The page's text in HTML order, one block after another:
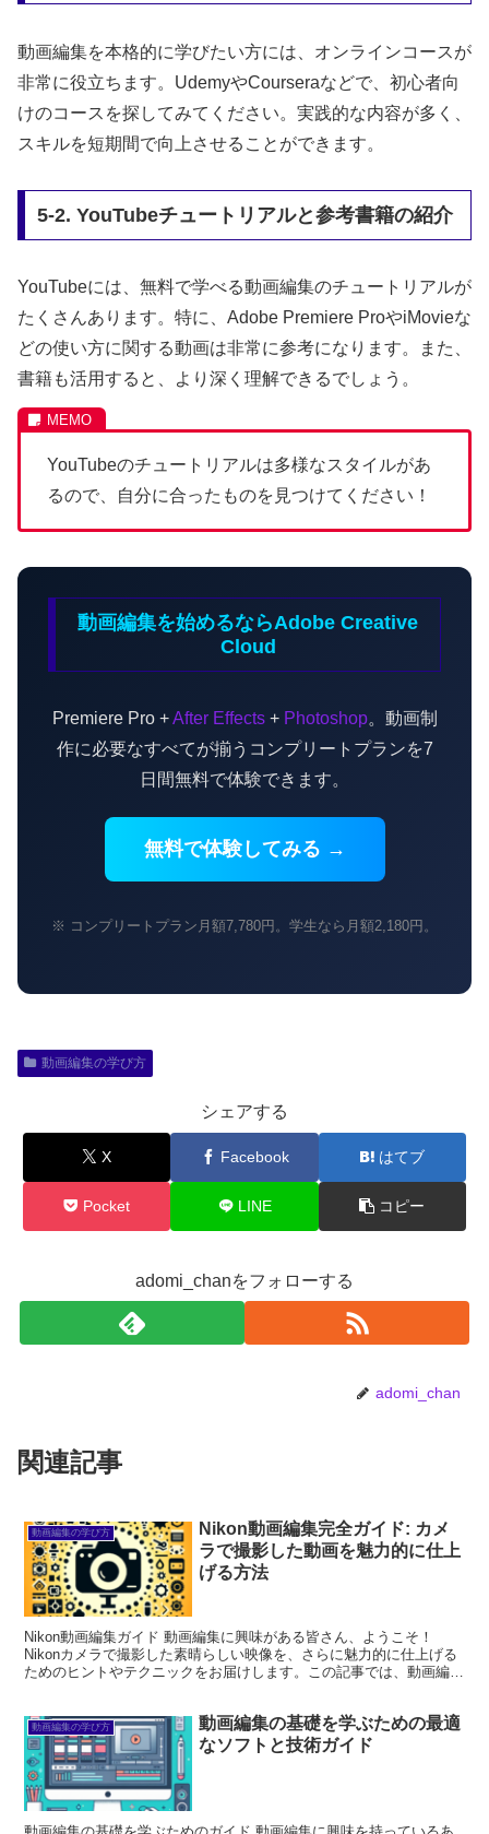
動画編集を本格的に学びたい方には、オンラインコースが
非常に役立ちます。UdemyやCourseraなどで、初心者向
けのコースを探してみてください。実践的な内容が多く、
スキルを短期間で向上させることができます。
5-2. YouTubeチュートリアルと参考書籍の紹介
YouTubeには、無料で学べる動画編集のチュートリアルが
たくさんあります。特に、Adobe Premiere ProやiMovieな
どの使い方に関する動画は非常に参考になります。また、
書籍も活用すると、より深く理解できるでしょう。
YouTubeのチュートリアルは多様なスタイルがあ
るので、自分に合ったものを見つけてください！
動画編集を始めるならAdobe Creative
Cloud
Premiere Pro +After Effects+ Photoshop。動画制
作に必要なすべてが揃うコンプリートプランを7
日間無料で体験できます。
無料で体験してみる →
※ コンプリートプラン月額7,780円。学生なら月額2,180円。
動画編集の学び方
シェアする
X Facebook はてブ
Pocket LINE コピー
adomi_chanをフォローする
adomi_chan
関連記事
動画編集の学び方
Nikon動画編集完全ガイド: カメ
ラで撮影した動画を魅力的に仕上
げる方法
Nikon動画編集ガイド 動画編集に興味がある皆さん、ようこそ！
Nikonカメラで撮影した素晴らしい映像を、さらに魅力的に仕上げる
ためのヒントやテクニックをお届けします。この記事では、動画編集
動画編集の学び方
動画編集の基礎を学ぶための最適
なソフトと技術ガイド